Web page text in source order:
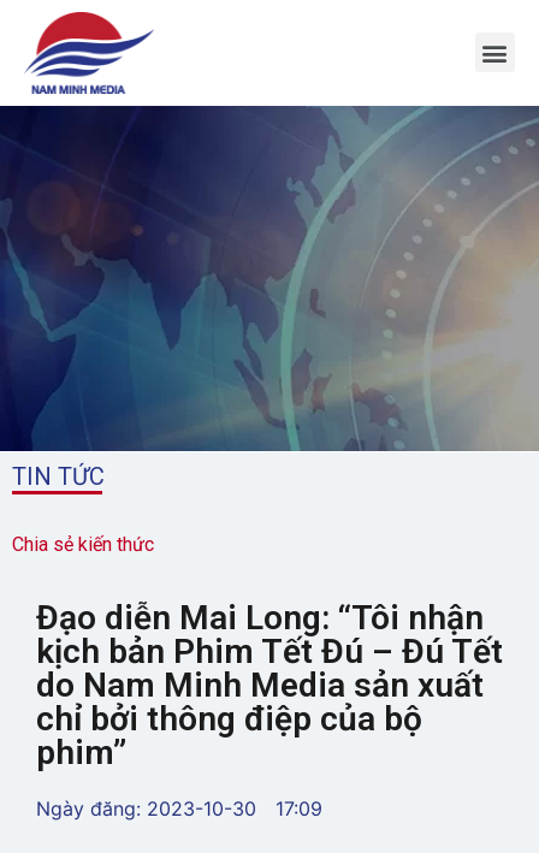
TIN TỨC
Chia sẻ kiến thức
Đạo diễn Mai Long: “Tôi nhận
kịch bản Phim Tết Đú – Đú Tết
do Nam Minh Media sản xuất
chỉ bởi thông điệp của bộ
phim”
Ngày đăng: 2023-10-30 17:09